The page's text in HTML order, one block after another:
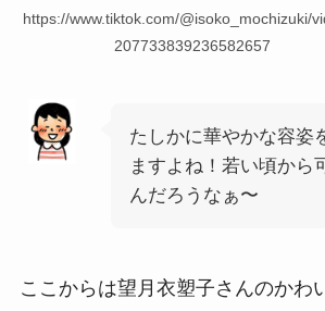
https://www.tiktok.com/@isoko_mochizuki/
207733839236582657
たしかに華やかな容姿
ますよね！若い頃から
んだろうなぁ〜
ここからは望月衣塑子さんのかわ